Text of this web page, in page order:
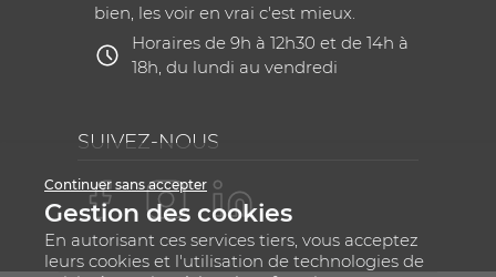
bien, les voir en vrai c'est mieux.
Horaires de 9h à 12h30 et de 14h à
18h, du lundi au vendredi
SUIVEZ-NOUS
Continuer sans accepter
Gestion des cookies
En autorisant ces services tiers, vous acceptez
leurs cookies et l'utilisation de technologies de